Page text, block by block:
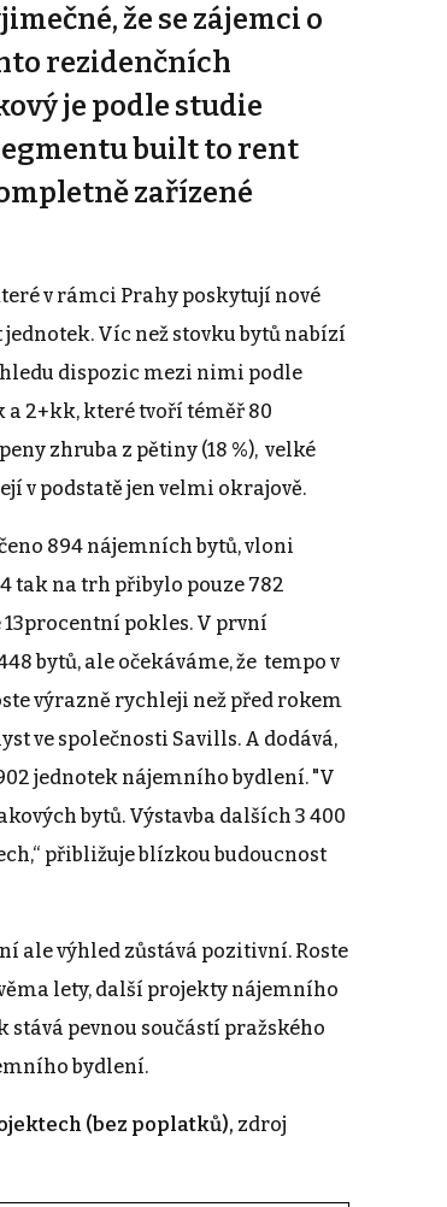
že se zájemci o
rezidenčních
je podle studie
built to rent
zařízené
v rámci Prahy poskytují nové
Víc než stovku bytů nabízí
dispozic mezi nimi podle
a 2+kk, které tvoří téměř 80
zhruba z pětiny (18 %), velké
v podstatě jen velmi okrajově.
894 nájemních bytů, vloni
tak na trh přibylo pouze 782
pokles. V první
bytů, ale očekáváme, že tempo v
výrazně rychleji než před rokem
ve společnosti Savills. A dodává,
jednotek nájemního bydlení. "V
bytů. Výstavba dalších 3 400
přibližuje blízkou budoucnost
ale výhled zůstává pozitivní. Roste
lety, další projekty nájemního
pevnou součástí pražského
bydlení.
(bez poplatků), zdroj